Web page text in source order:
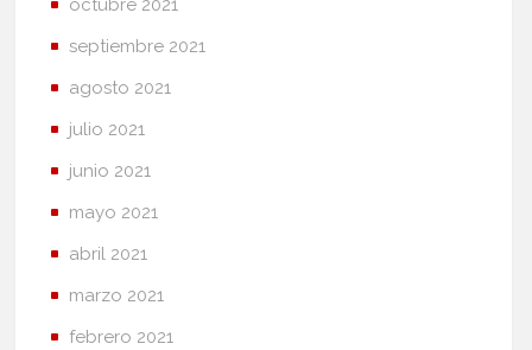
octubre 2021
septiembre 2021
agosto 2021
julio 2021
junio 2021
mayo 2021
abril 2021
marzo 2021
febrero 2021